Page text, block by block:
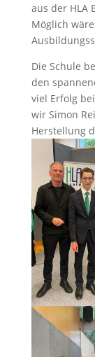
aus der HLA
Möglich
Die Schule
den
viel Erfolg
wir Simon
Herstellung